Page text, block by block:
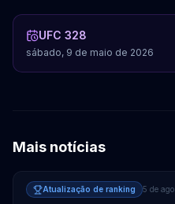
UFC 328
sábado, 9 de maio de 2026
Mais notícias
Atualização de ranking 5 de ago.